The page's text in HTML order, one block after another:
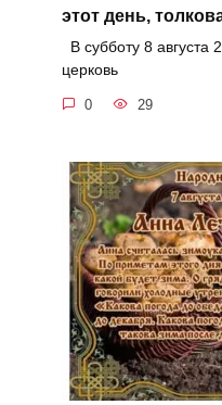
этот день,
В субботу 8 августа
церковь
0 29